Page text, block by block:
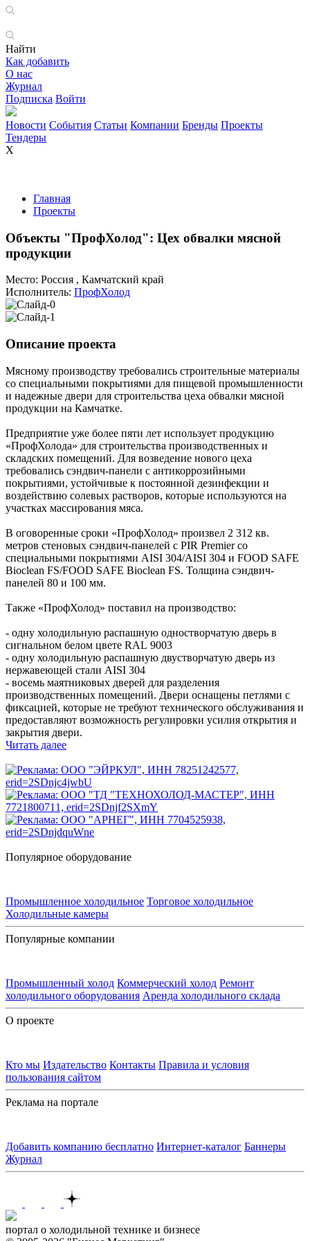
Найти
Как добавить
О нас
Журнал
Подписка Войти
Новости События Статьи Компании Бренды Проекты
Тендеры
X
Главная
Проекты
Объекты "ПрофХолод": Цех обвалки мясной
продукции
Место:
Россия , Камчатский край
Исполнитель: ПрофХолод
Описание проекта
Мясному производству требовались строительные материалы
со специальными покрытиями для пищевой промышленности
и надежные двери для строительства цеха обвалки мясной
продукции на Камчатке.
Предприятие уже более пяти лет использует продукцию
«ПрофХолода» для строительства производственных и
складских помещений. Для возведение нового цеха
требовались сэндвич-панели с антикоррозийными
покрытиями, устойчивые к постоянной дезинфекции и
воздействию солевых растворов, которые используются на
участках массирования мяса.
В оговоренные сроки «ПрофХолод» произвел 2 312 кв.
метров стеновых сэндвич-панелей с PIR Premier со
специальными покрытиями AISI 304/AISI 304 и FOOD SAFE
Bioclean FS/FOOD SAFE Bioclean FS. Толщина сэндвич-
панелей 80 и 100 мм.
Также «ПрофХолод» поставил на производство:
- одну холодильную распашную одностворчатую дверь в
сигнальном белом цвете RAL 9003
- одну холодильную распашную двустворчатую дверь из
нержавеющей стали AISI 304
- восемь маятниковых дверей для разделения
производственных помещений. Двери оснащены петлями с
фиксацией, которые не требуют технического обслуживания и
предоставляют возможность регулировки усилия открытия и
закрытия двери.
Читать далее
Популярное оборудование
Промышленное холодильное Торговое холодильное
Холодильные камеры
Популярные компании
Промышленный холод Коммерческий холод Ремонт
холодильного оборудования Аренда холодильного склада
О проекте
Кто мы Издательство Контакты Правила и условия
пользования сайтом
Реклама на портале
Добавить компанию бесплатно Интернет-каталог Баннеры
Журнал
портал о холодильной технике и бизнесе